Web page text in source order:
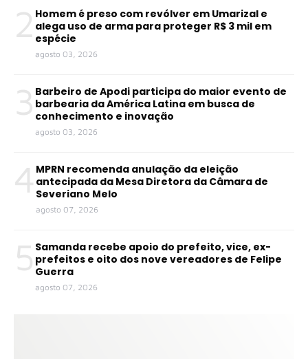
2 Homem é preso com revólver em Umarizal e
alega uso de arma para proteger R$ 3 mil em
espécie
agosto 03, 2026
3 Barbeiro de Apodi participa do maior evento de
barbearia da América Latina em busca de
conhecimento e inovação
agosto 03, 2026
4 MPRN recomenda anulação da eleição
antecipada da Mesa Diretora da Câmara de
Severiano Melo
agosto 07, 2026
5 Samanda recebe apoio do prefeito, vice, ex-
prefeitos e oito dos nove vereadores de Felipe
Guerra
agosto 07, 2026